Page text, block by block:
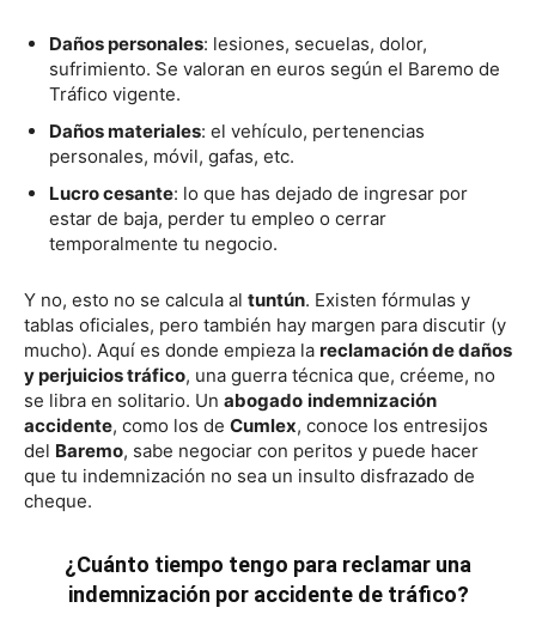
Daños personales: lesiones, secuelas, dolor,
sufrimiento. Se valoran en euros según el Baremo de
Tráfico vigente.
Daños materiales: el vehículo, pertenencias
personales, móvil, gafas, etc.
Lucro cesante: lo que has dejado de ingresar por
estar de baja, perder tu empleo o cerrar
temporalmente tu negocio.
Y no, esto no se calcula al tuntún. Existen fórmulas y
tablas oficiales, pero también hay margen para discutir (y
mucho). Aquí es donde empieza la reclamación de daños
y perjuicios tráfico, una guerra técnica que, créeme, no
se libra en solitario. Un abogado indemnización
accidente, como los de Cumlex, conoce los entresijos
del Baremo, sabe negociar con peritos y puede hacer
que tu indemnización no sea un insulto disfrazado de
cheque.
¿Cuánto tiempo tengo para reclamar una
indemnización por accidente de tráfico?